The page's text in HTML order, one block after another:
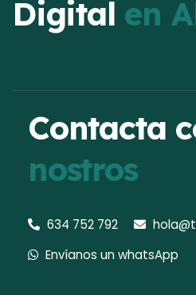
Digital en
Contacta
nostros
634 752 792
Envíanos un whatsApp